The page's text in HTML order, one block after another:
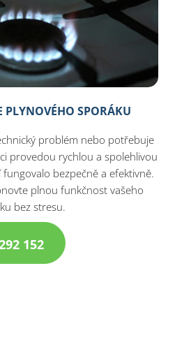
PLYNOVÉHO SPORÁKU
problém nebo potřebuje
provedou rychlou a spolehlivou
bezpečně a efektivně.
plnou funkčnost vašeho
bez stresu.
152